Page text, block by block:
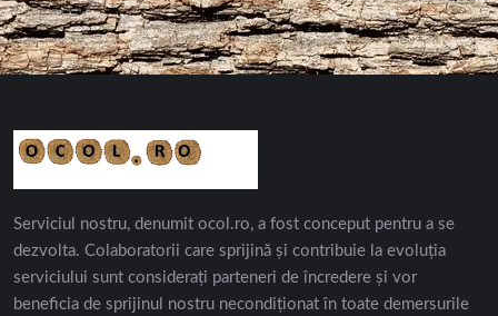
Serviciul nostru, denumit ocol.ro, a fost conceput pentru a se
dezvolta. Colaboratorii care sprijină și contribuie la evoluția
serviciului sunt considerați parteneri de încredere și vor
beneficia de sprijinul nostru necondiționat în toate demersurile